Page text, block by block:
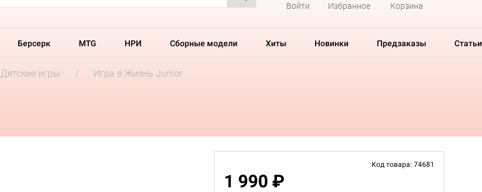
Войти
Избранное Корзина
Берсерк MTG НРИ Сборные модели Хиты Новинки Предзаказы Статьи
Детские игры Игра в Жизнь Junior
Код товара: 74681
1 990 ₽